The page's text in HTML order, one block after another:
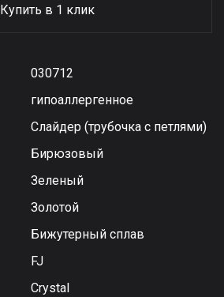
Купить в 1 клик
030712
гипоаллергенное
Слайдер (трубочка с петлями)
Бирюзовый
Зеленый
Золотой
Бижутерный сплав
FJ
Сrystal